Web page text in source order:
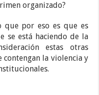
organizado?
que por eso es que es
se está haciendo de la
estas otras
contengan la violencia y